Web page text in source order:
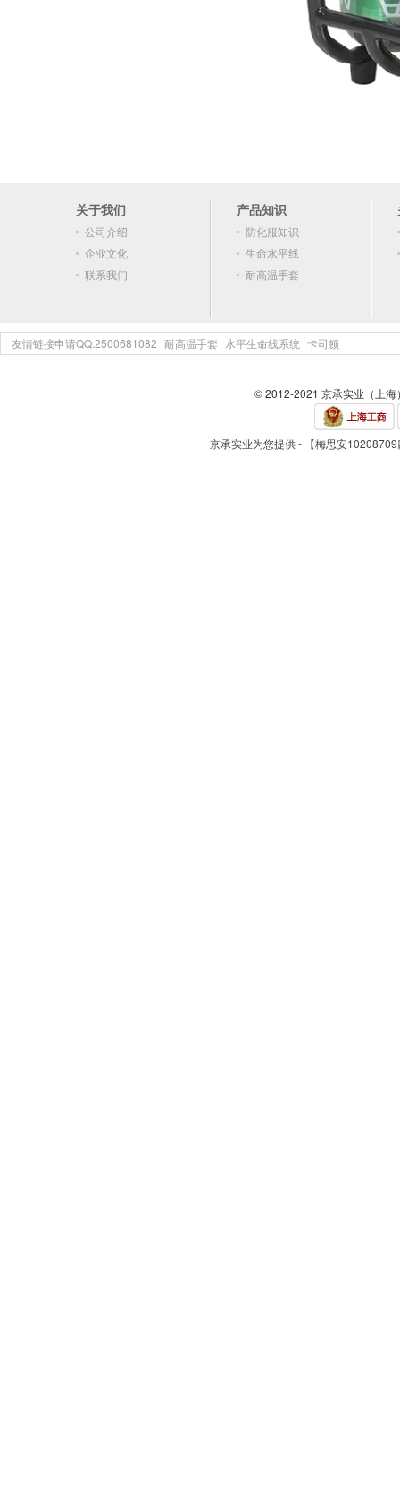
关于我们
公司介绍
企业文化
联系我们
产品知识
防化服知识
生命水平线
耐高温手套
友情链接申请QQ:2500681082 耐高温手套 水平生命线系统 卡司顿
© 2012-2021 京承实业（上
京承实业为您提供 - 【梅思安